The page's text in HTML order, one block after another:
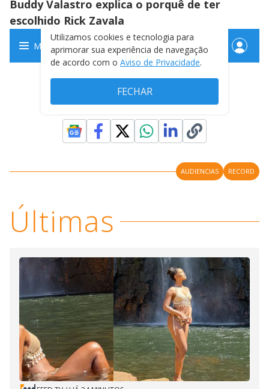
Buddy Valastro explica o porquê de ter
escolhido Rick Zavala
AUDIENCIAS RECORD
Últimas